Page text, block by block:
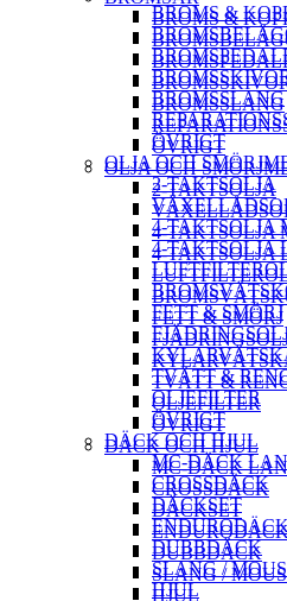
BROMS &
BROMSSLANG
ÖVRIGT
OLJA OCH
2-TAKTSOLJA
4-TAKTSOLJA
4-TAKTSOLJA
FETT & SMÖRJ
TVÄTT &
OLJEFILTER
ÖVRIGT
DÄCK OCH HJUL
MC-DÄCK
CROSSDÄCK
DÄCKSET
DUBBDÄCK
SLANG /
HJUL
BROMS &
BROMSSLANG
ÖVRIGT
OLJA OCH
2-TAKTSOLJA
4-TAKTSOLJA
4-TAKTSOLJA
FETT & SMÖRJ
TVÄTT &
OLJEFILTER
ÖVRIGT
DÄCK OCH HJUL
MC-DÄCK
CROSSDÄCK
DÄCKSET
ENDURODÄCK
DUBBDÄCK
SLANG /
HJUL